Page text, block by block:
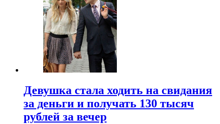
Девушка стала ходить на свидания
за деньги и получать 130 тысяч
рублей за вечер